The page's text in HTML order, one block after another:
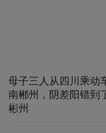
母子三人从四川乘动
南郴州，阴差阳错到
彬州